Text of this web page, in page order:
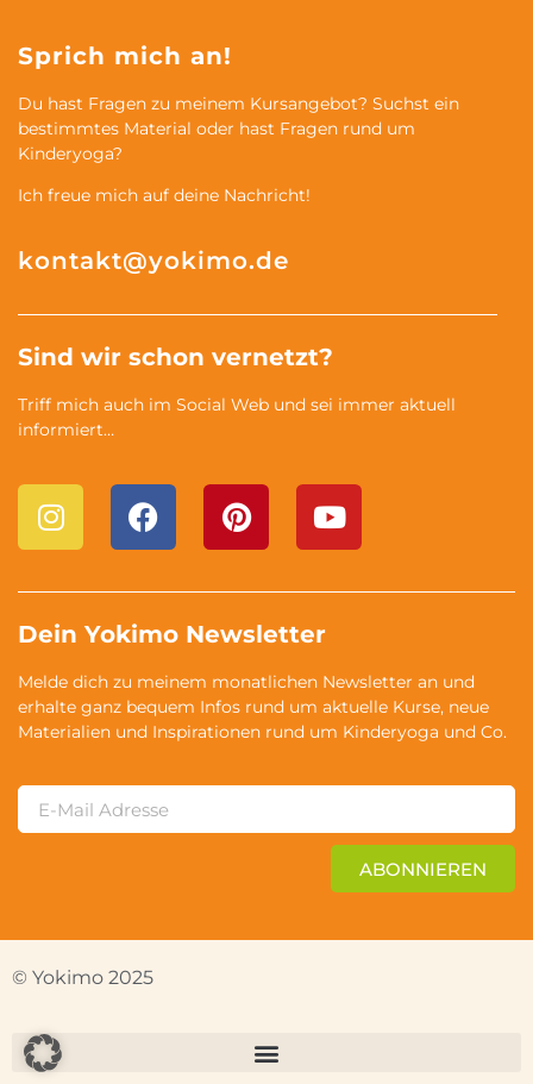
Sprich mich an!
Du hast Fragen zu meinem Kursangebot? Suchst ein
bestimmtes Material oder hast Fragen rund um
Kinderyoga?
Ich freue mich auf deine Nachricht!
kontakt@yokimo.de
Sind wir schon vernetzt?
Triff mich auch im Social Web und sei immer aktuell
informiert…
Dein Yokimo Newsletter
Melde dich zu meinem monatlichen Newsletter an und
erhalte ganz bequem Infos rund um aktuelle Kurse, neue
Materialien und Inspirationen rund um Kinderyoga und Co.
ABONNIEREN
© Yokimo 2025